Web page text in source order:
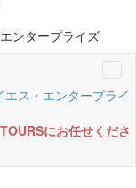
ンタープライズ
にお任せくださ